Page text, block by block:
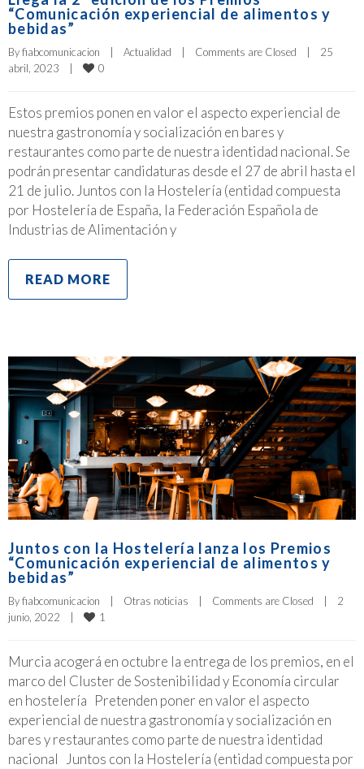
“Comunicación experiencial de alimentos y
bebidas”
By fiabcomunicacion Actualidad Comments are Closed
25
abril, 2023
0
Estos premios ponen en valor el aspecto experiencial de
nuestra gastronomía y socialización en bares y
restaurantes como parte de nuestra identidad nacional. Se
podrán presentar candidaturas desde el 27 de abril hasta el
21 de julio. Juntos con la Hostelería (entidad compuesta
por Hostelería de España, la Federación Española de
Industrias de Alimentación y
READ MORE
Juntos con la Hostelería lanza los Premios
“Comunicación experiencial de alimentos y
bebidas”
By fiabcomunicacion Otras noticias Comments are Closed
2
junio, 2022
1
Murcia acogerá en octubre la entrega de los premios, en el
marco del Cluster de Sostenibilidad y Economía circular
en hostelería Pretenden poner en valor el aspecto
experiencial de nuestra gastronomía y socialización en
bares y restaurantes como parte de nuestra identidad
nacional Juntos con la Hostelería (entidad compuesta por